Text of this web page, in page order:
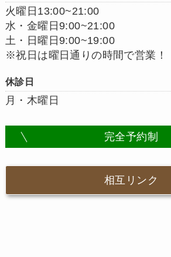
火曜日13:00~21:00
水・金曜日9:00~21:00
土・日曜日9:00~19:00
※祝日は曜日通りの時間で営業！
休診日
月・木曜日
完全予約制
相互リンク